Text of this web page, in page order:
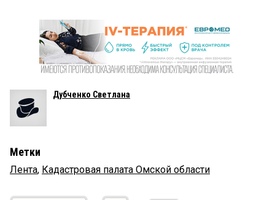
Дубченко Светлана
Метки
Лента, Кадастровая палата Омской области